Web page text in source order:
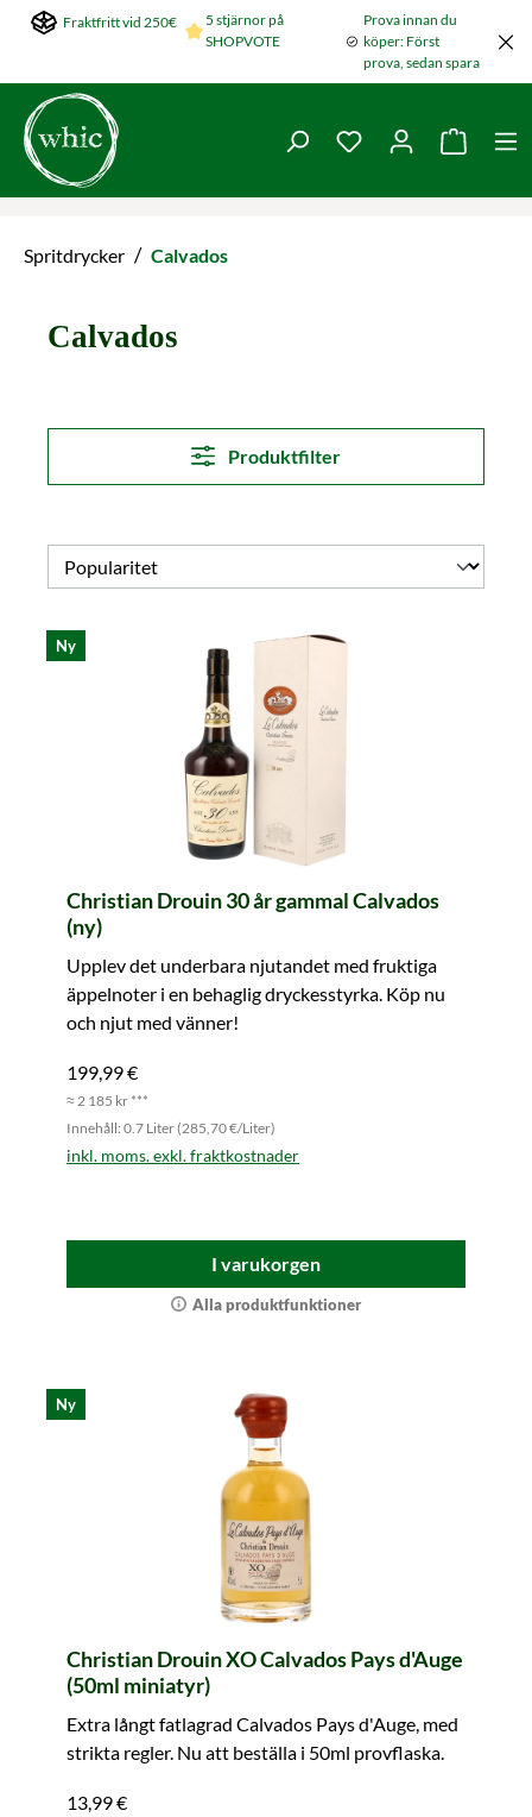
Hoppa till huvudinnehållet
Fraktfritt vid 250€
5 stjärnor på
SHOPVOTE
Prova innan du
köper: Först
prova, sedan spara
Du har 0 objekt i
Spritdrycker / Calvados
Calvados
Produktfilter
Ny
Christian Drouin 30 år gammal Calvados
(ny)
Upplev det underbara njutandet med fruktiga
äppelnoter i en behaglig dryckesstyrka. Köp nu
och njut med vänner!
199,99 €
≈ 2 185 kr ***
Innehåll: 0.7 Liter (285,70 €/Liter)
inkl. moms. exkl. fraktkostnader
I varukorgen
Alla produktfunktioner
Ny
Christian Drouin XO Calvados Pays d'Auge
(50ml miniatyr)
Extra långt fatlagrad Calvados Pays d'Auge, med
strikta regler. Nu att beställa i 50ml provflaska.
13,99 €